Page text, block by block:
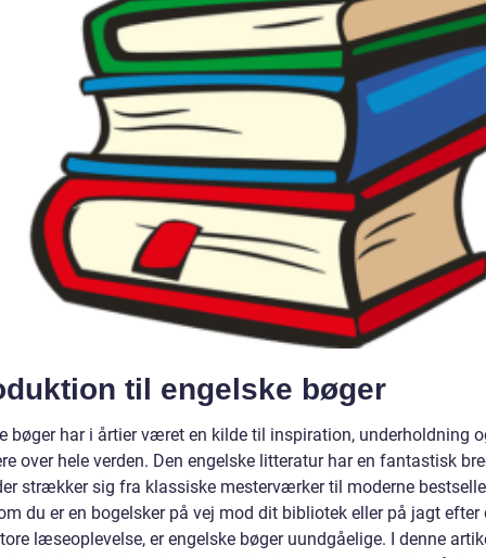
til engelske bøger
bøger har i årtier været en kilde til inspiration, underholdning
over hele verden. Den engelske litteratur har en fantastisk
strækker sig fra klassiske mesterværker til moderne
du er en bogelsker på vej mod dit bibliotek eller på jagt efter
læseoplevelse, er engelske bøger uundgåelige. I denne